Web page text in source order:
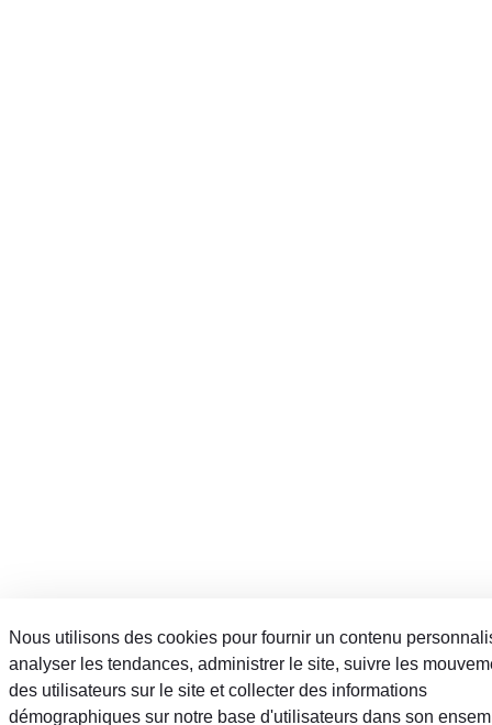
Nous utilisons des cookies pour fournir un contenu
analyser les tendances, administrer le site, suivre les
des utilisateurs sur le site et collecter des informations
démographiques sur notre base d'utilisateurs dans son